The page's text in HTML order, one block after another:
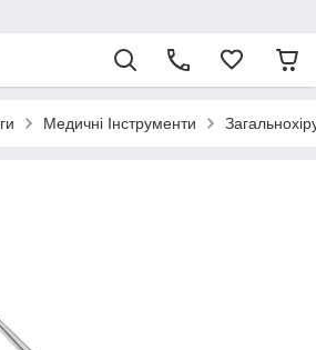
Медичні Інструменти